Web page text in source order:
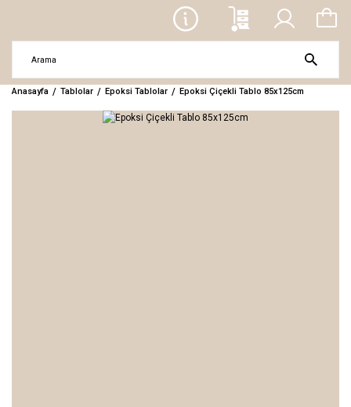
Anasayfa Tablolar Epoksi Tablolar Epoksi Çiçekli Tablo 85x125cm